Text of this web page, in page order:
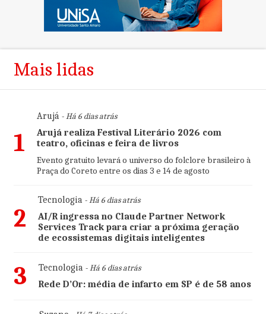
Mais lidas
1
Arujá- Há 6 dias atrás
Arujá realiza Festival Literário 2026 com
teatro, oficinas e feira de livros
Evento gratuito levará o universo do folclore brasileiro à
Praça do Coreto entre os dias 3 e 14 de agosto
2
Tecnologia- Há 6 dias atrás
AI/R ingressa no Claude Partner Network
Services Track para criar a próxima geração
de ecossistemas digitais inteligentes
3 Tecnologia- Há 6 dias atrás
Rede D’Or: média de infarto em SP é de 58 anos